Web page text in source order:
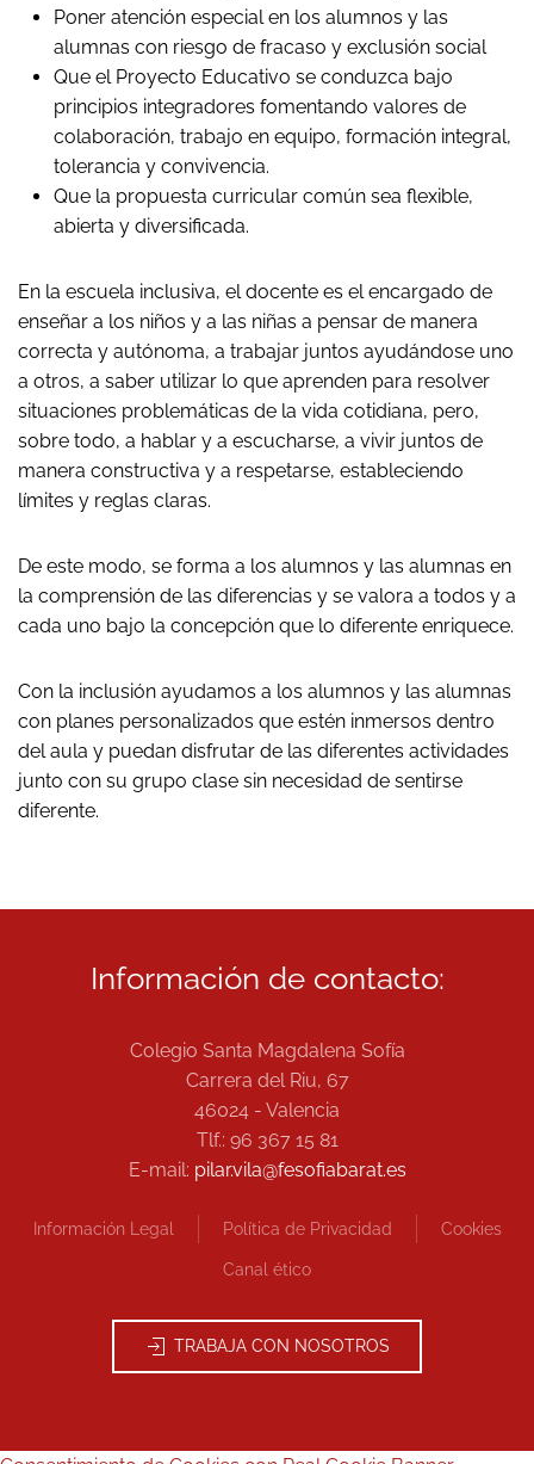
Poner atención especial en los alumnos y las
alumnas con riesgo de fracaso y exclusión social
Que el Proyecto Educativo se conduzca bajo
principios integradores fomentando valores de
colaboración, trabajo en equipo, formación integral,
tolerancia y convivencia.
Que la propuesta curricular común sea flexible,
abierta y diversificada.
En la escuela inclusiva, el docente es el encargado de
enseñar a los niños y a las niñas a pensar de manera
correcta y autónoma, a trabajar juntos ayudándose uno
a otros, a saber utilizar lo que aprenden para resolver
situaciones problemáticas de la vida cotidiana, pero,
sobre todo, a hablar y a escucharse, a vivir juntos de
manera constructiva y a respetarse, estableciendo
límites y reglas claras.
De este modo, se forma a los alumnos y las alumnas en
la comprensión de las diferencias y se valora a todos y a
cada uno bajo la concepción que lo diferente enriquece.
Con la inclusión ayudamos a los alumnos y las alumnas
con planes personalizados que estén inmersos dentro
del aula y puedan disfrutar de las diferentes actividades
junto con su grupo clase sin necesidad de sentirse
diferente.
Información de contacto:
Colegio Santa Magdalena Sofía
Carrera del Riu, 67
46024 - Valencia
Tlf.: 96 367 15 81
E-mail: pilar.vila@fesofiabarat.es
Información Legal Política de Privacidad Cookies
Canal ético
TRABAJA CON NOSOTROS